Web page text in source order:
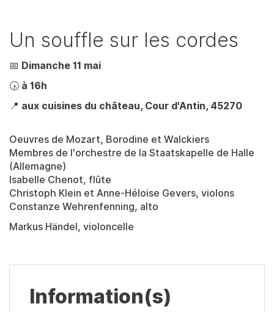
Un souffle sur les cordes
📅 Dimanche 11 mai
🕟 à 16h
📍 aux cuisines du château, Cour d'Antin, 45270
Oeuvres de Mozart, Borodine et Walckiers
Membres de l'orchestre de la Staatskapelle de Halle
(Allemagne)
Isabelle Chenot, flûte
Christoph Klein et Anne-Héloise Gevers, violons
Constanze Wehrenfenning, alto
Markus Händel, violoncelle
Information(s)